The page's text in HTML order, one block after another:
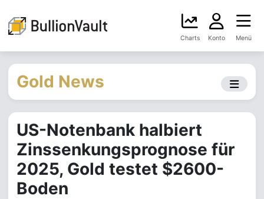
Charts Konto Menü
Gold News
US-Notenbank halbiert
Zinssenkungsprognose für
2025, Gold testet $2600-
Boden